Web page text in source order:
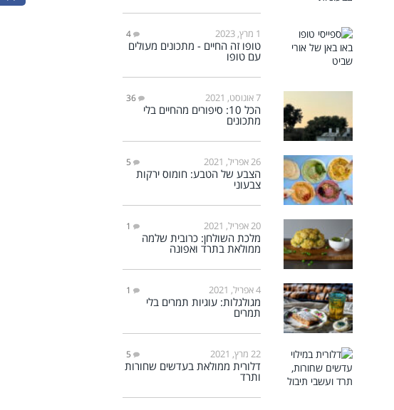
1 מרץ, 2023 4
טופו זה החיים - מתכונים מעולים
עם טופו
7 אוגוסט, 2021 36
הכל 10: סיפורים מהחיים בלי
מתכונים
26 אפריל, 2021 5
הצבע של הטבע: חומוס ירקות
צבעוני
20 אפריל, 2021 1
מלכת השולחן: כרובית שלמה
ממולאת בתרד ואפונה
4 אפריל, 2021 1
מגולגלות: עוגיות תמרים בלי
תמרים
22 מרץ, 2021 5
דלורית ממולאת בעדשים שחורות
ותרד